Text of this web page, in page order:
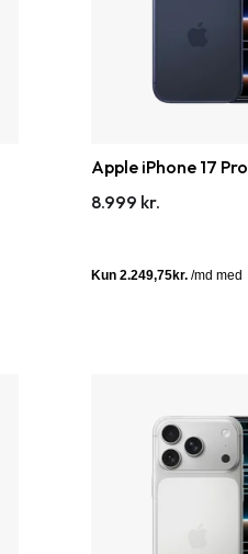
Apple iPhone 17 Pro
8.999 kr.